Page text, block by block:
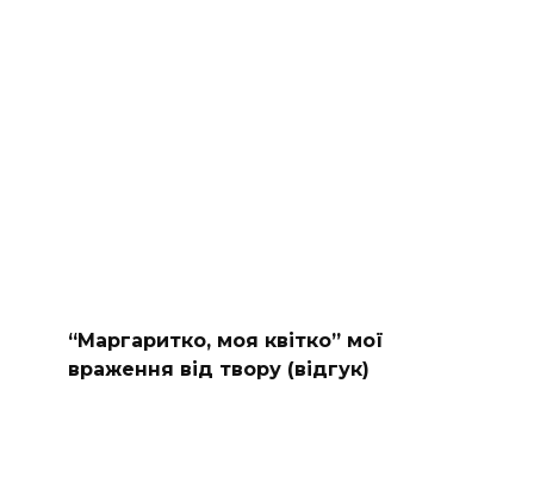
“Маргаритко, моя квітко” мої
враження від твору (відгук)